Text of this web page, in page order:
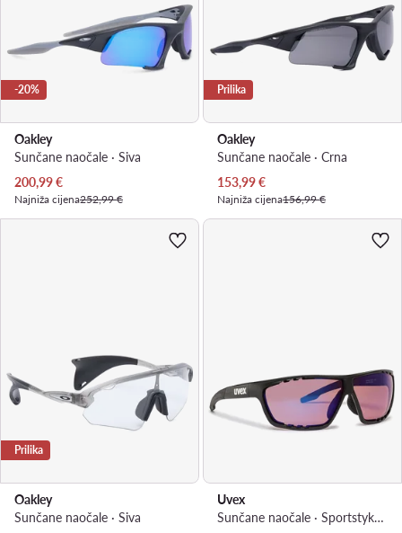
-20%
Oakley
Sunčane naočale · Siva
Trenutna cijena
200,99€
Najniža cijena252,99 €
Prilika
Oakley
Sunčane naočale · Crna
Trenutna cijena
153,99€
Najniža cijena156,99 €
Prilika
Oakley
Sunčane naočale · Siva
Uvex
Sunčane naočale · Sportstyke 706 Cv S5320182296 · Ljubičasta